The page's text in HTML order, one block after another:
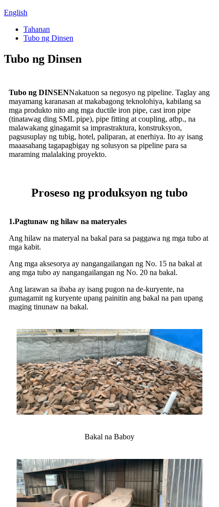
English
Tahanan
Tubo ng Dinsen
Tubo ng Dinsen
Tubo ng DINSENNakatuon sa negosyo ng pipeline. Taglay ang
mayamang karanasan at makabagong teknolohiya, kabilang sa
mga produkto nito ang mga ductile iron pipe, cast iron pipe
(tinatawag ding SML pipe), pipe fitting at coupling, atbp., na
malawakang ginagamit sa imprastraktura, konstruksyon,
pagsusuplay ng tubig, hotel, paliparan, at enerhiya. Ito ay isang
maaasahang tagapagbigay ng solusyon sa pipeline para sa
maraming malalaking proyekto.
Proseso ng produksyon ng tubo
1.Pagtunaw ng hilaw na materyales
Ang hilaw na materyal na bakal para sa paggawa ng mga tubo at
mga kabit.
Ang mga aksesorya ay nangangailangan ng No. 15 na bakal at
ang mga tubo ay nangangailangan ng No. 20 na bakal.
Ang larawan sa ibaba ay isang pugon na de-kuryente, na
gumagamit ng kuryente upang painitin ang bakal na pan upang
maging tinunaw na bakal.
Bakal na Baboy